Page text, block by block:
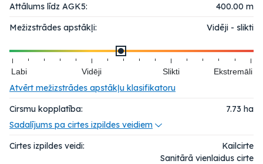
Attālums līdz AGK5:
400.00 m
Mežizstrādes apstākļi:
Vidēji - slikti
Labi Vidēji Slikti Ekstremāli
Atvērt mežizstrādes apstākļu klasifikatoru
Cirsmu kopplatība:
7.73 ha
Sadalījums pa cirtes izpildes veidiem
Cirtes izpildes veidi:
Kailcirte
Sanitārā vienlaidus cirte